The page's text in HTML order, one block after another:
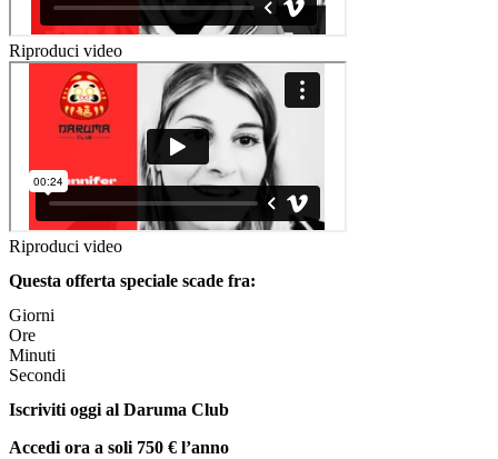
Riproduci video
Riproduci video
Questa offerta speciale scade fra:
Giorni
Ore
Minuti
Secondi
Iscriviti oggi al Daruma Club
Accedi ora a soli 750 € l’anno